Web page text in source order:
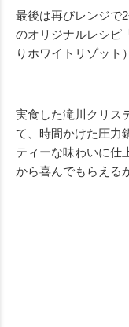
最後は再びレンジで
のオリジナルレシピ
りホワイトリゾット
実食した滝川クリス
て、時間かけた圧力
ティーな味わいに仕
から喜んでもらえる